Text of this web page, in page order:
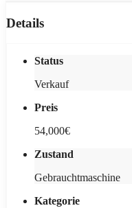
Details
Status
Verkauf
Preis
54,000€
Zustand
Gebrauchtmaschine
Kategorie